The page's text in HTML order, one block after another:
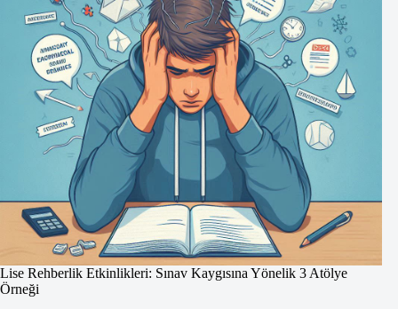
Lise Rehberlik Etkinlikleri: Sınav Kaygısına Yönelik 3 Atölye
Örneği